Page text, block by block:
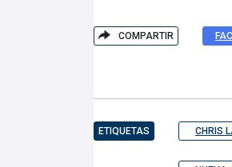
COMPARTIR
ETIQUETAS CHRIS